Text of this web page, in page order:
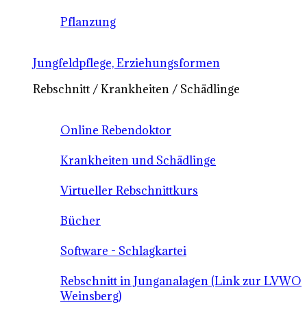
Pflanzung
Jungfeldpflege, Erziehungsformen
Rebschnitt / Krankheiten / Schädlinge
Online Rebendoktor
Krankheiten und Schädlinge
Virtueller Rebschnittkurs
Bücher
Software - Schlagkartei
Rebschnitt in Junganalagen (Link zur LVWO
Weinsberg)